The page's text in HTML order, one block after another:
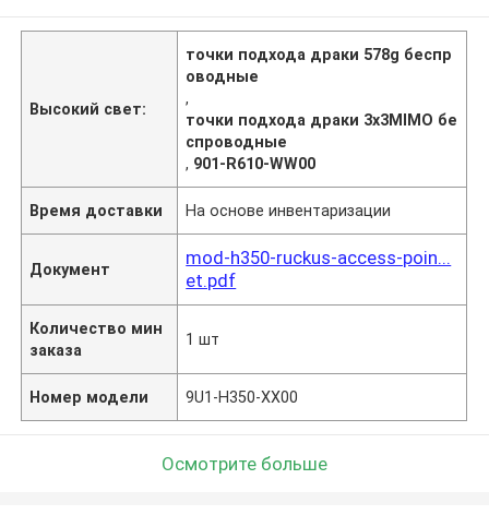
Высокий свет:
точки подхода драки 578g беспр
оводные
,
точки подхода драки 3x3MIMO бе
спроводные
, 901-R610-WW00
Время доставки На основе инвентаризации
Документ
mod-h350-ruckus-access-poin...
et.pdf
Количество мин
заказа
1 шт
Номер модели 9U1-H350-XX00
Осмотрите больше